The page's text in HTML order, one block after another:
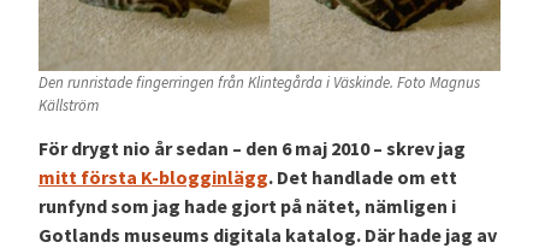
Den runristade fingerringen från Klintegårda i Väskinde. Foto Magnus
Källström
För drygt nio år sedan – den 6 maj 2010 – skrev jag
mitt första K-blogginlägg. Det handlade om ett
runfynd som jag hade gjort på nätet, nämligen i
Gotlands museums digitala katalog. Där hade jag av